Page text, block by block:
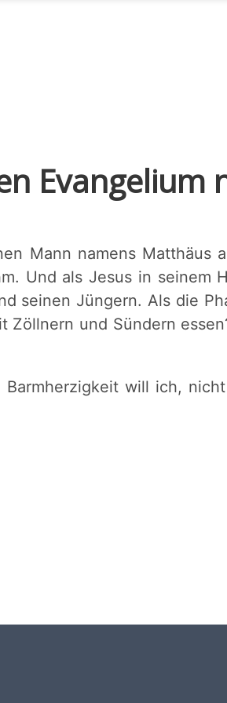
Mann namens Matthäus
Und als Jesus in seinem
seinen Jüngern. Als die
Zöllnern und Sündern
will ich,